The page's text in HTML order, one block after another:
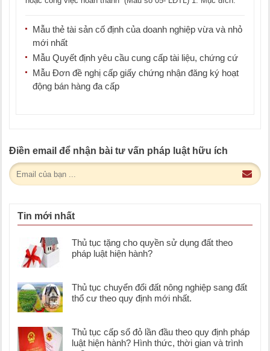
Mẫu thẻ tài sản cố định của doanh nghiệp vừa và nhỏ
mới nhất
Mẫu Quyết định yêu cầu cung cấp tài liệu, chứng cứ
Mẫu Đơn đề nghị cấp giấy chứng nhận đăng ký hoạt
động bán hàng đa cấp
Điền email để nhận bài tư vấn pháp luật hữu ích
Tin mới nhất
Thủ tục tặng cho quyền sử dụng đất theo
pháp luật hiện hành?
Thủ tục chuyển đổi đất nông nghiệp sang đất
thổ cư theo quy định mới nhất.
Thủ tục cấp sổ đỏ lần đầu theo quy định pháp
luật hiện hành? Hình thức, thời gian và trình